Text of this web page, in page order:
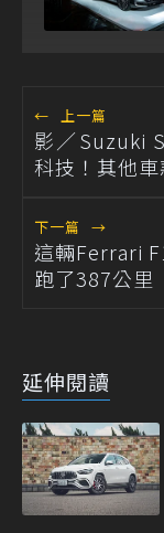
← 上一篇
影／Suzuki
科技！其他車
下一篇 →
這輛Ferrari
跑了387公里
延伸閱讀